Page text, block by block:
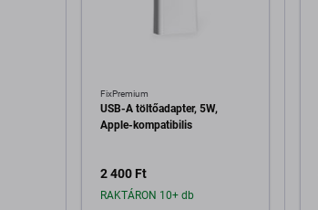
FixPremium
USB-A töltőadapter, 5W,
Apple-kompatibilis
2 400 Ft
RAKTÁRON 10+ db